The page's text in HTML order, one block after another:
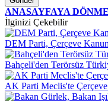
ANASAYFAYA
İlginizi Çekebilir
DEM Parti, Çerçeve
Bahçeli'den Terörsüz
AK Parti Meclis'te Çerçeve